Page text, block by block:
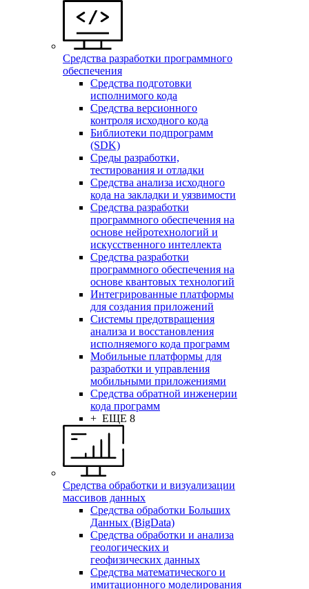
Средства разработки программного
обеспечения
Средства подготовки
исполнимого кода
Средства версионного
контроля исходного кода
Библиотеки подпрограмм
(SDK)
Среды разработки,
тестирования и отладки
Средства анализа исходного
кода на закладки и уязвимости
Средства разработки
программного обеспечения на
основе нейротехнологий и
искусственного интеллекта
Средства разработки
программного обеспечения на
основе квантовых технологий
Интегрированные платформы
для создания приложений
Системы предотвращения
анализа и восстановления
исполняемого кода программ
Мобильные платформы для
разработки и управления
мобильными приложениями
Средства обратной инженерии
кода программ
+ ЕЩЕ 8
Средства обработки и визуализации
массивов данных
Средства обработки Больших
Данных (BigData)
Средства обработки и анализа
геологических и
геофизических данных
Средства математического и
имитационного моделирования